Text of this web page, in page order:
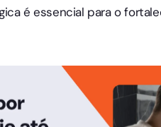
é essencial para o